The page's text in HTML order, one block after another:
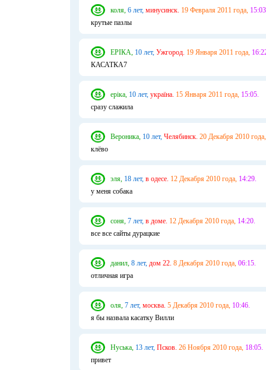
коля, 6 лет, минусинск. 19 Февраля 2011 года,
крутые пазлы
ЕРІКА, 10 лет, Ужгород. 19 Января 2011 года,
КАСАТКА7
еріка, 10 лет, україна. 15 Января 2011 года, 15:05.
сразу слажила
Вероника, 10 лет, Челябинск. 20 Декабря 2010 года,
клёво
эля, 18 лет, в одесе. 12 Декабря 2010 года, 14:29.
у меня собака
соня, 7 лет, в доме. 12 Декабря 2010 года, 14:20.
все все сайты дурацкие
данил, 8 лет, дом 22. 8 Декабря 2010 года, 06:15.
отличная игра
оля, 7 лет, москва. 5 Декабря 2010 года, 10:46.
я бы назвала касатку Вилли
Нуська, 13 лет, Псков. 26 Ноября 2010 года, 18:05.
привет